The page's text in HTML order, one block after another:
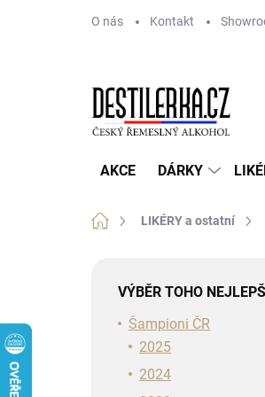
O nás Kontakt
AKCE DÁRKY
Domů LIKÉRY a ostatní
VÝBĚR TOHO
Šampioni ČR
2025
2024